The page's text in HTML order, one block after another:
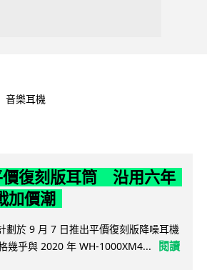
音樂耳機
價復刻版耳筒 沿用六年
加價潮
劃於 9 月 7 日推出平價復刻版降噪耳機
幾乎與 2020 年 WH-1000XM4...
閱讀